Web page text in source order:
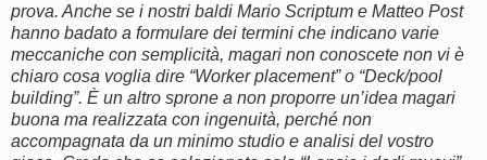
prova. Anche se i nostri baldi Mario Scriptum e Matteo Post
hanno badato a formulare dei termini che indicano varie
meccaniche con semplicità, magari non conoscete non vi è
chiaro cosa voglia dire “Worker placement” o “Deck/pool
building”. È un altro sprone a non proporre un’idea magari
buona ma realizzata con ingenuità, perché non
accompagnata da un minimo studio e analisi del vostro